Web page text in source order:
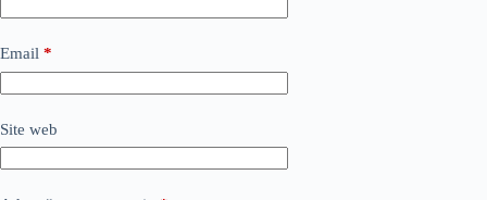
Email *
Site web